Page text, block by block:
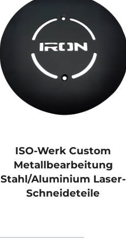
ISO-Werk Custom
Metallbearbeitung
Stahl/Aluminium Laser-
Schneideteile